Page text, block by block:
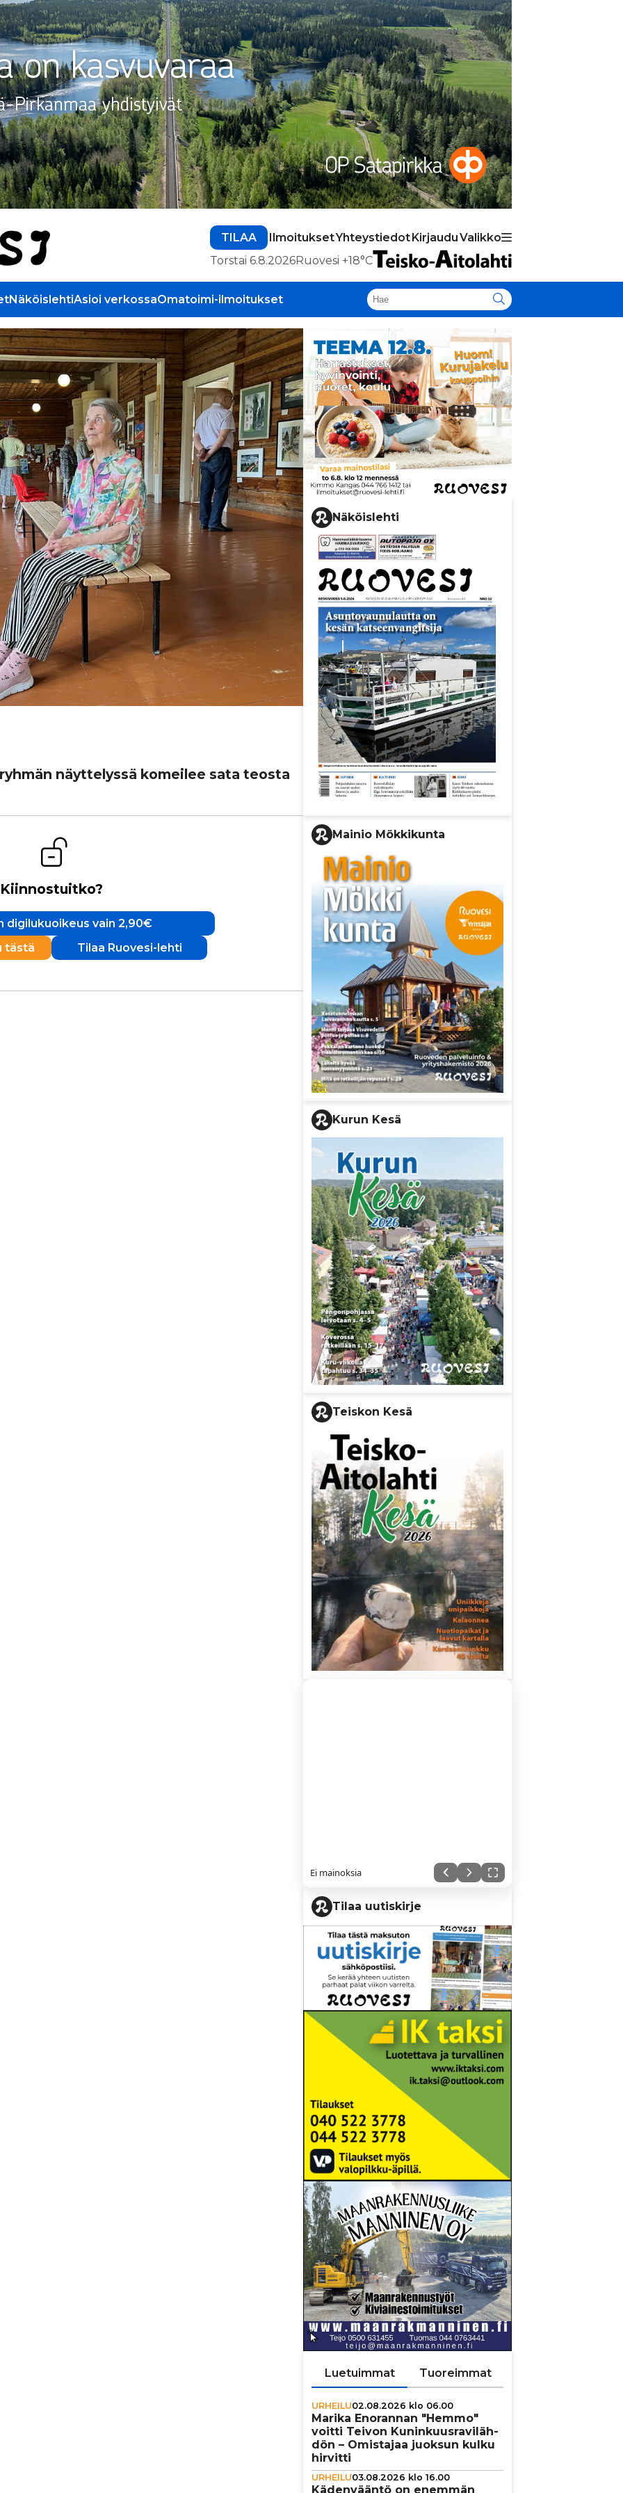
TILAA IlmoituksetYhteystiedotKirjauduValikko
Torstai 6.8.2026Ruovesi +18°C
NäköislehtiAsioi verkossaOmatoimi-ilmoitukset
näyt­te­lyssä komeilee sata teosta
Kiinnostuitko?
digilukuoikeus vain 2,90€
tästä
Tilaa Ruovesi-lehti
Näköislehti
Mainio Mökkikunta
Kurun Kesä
Teiskon Kesä
Ei mainoksia
Tilaa uutiskirje
Luetuimmat Tuoreimmat
URHEILU02.08.2026 klo 06.00
Marika Enorannan "Hemmo"
voitti Teivon Kunin­kuus­ra­vi­läh­
dön – Omistajaa juoksun kulku
hirvitti
URHEILU03.08.2026 klo 16.00
Käden­vääntö on enemmän